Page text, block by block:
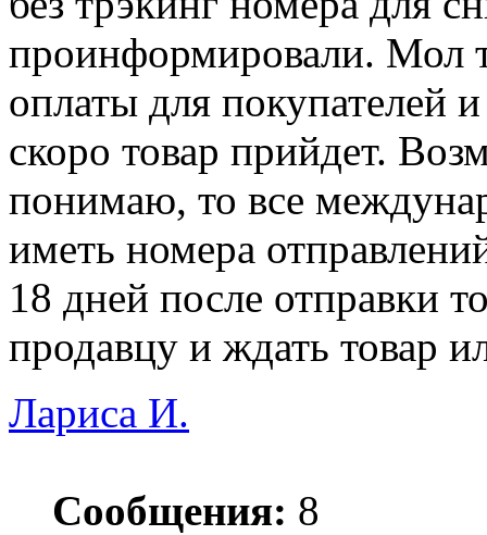
проинформировали. Мол
оплаты для покупателей
скоро товар прийдет.
понимаю, то все
иметь номера
18 дней после отправки
продавцу и ждать товар
Лариса И.
Сообщения: 8